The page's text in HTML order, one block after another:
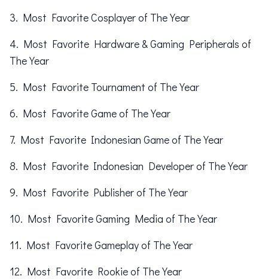
3. Most Favorite Cosplayer of The Year
4. Most Favorite Hardware & Gaming Peripherals of
The Year
5. Most Favorite Tournament of The Year
6. Most Favorite Game of The Year
7. Most Favorite Indonesian Game of The Year
8. Most Favorite Indonesian Developer of The Year
9. Most Favorite Publisher of The Year
10. Most Favorite Gaming Media of The Year
11. Most Favorite Gameplay of The Year
12. Most Favorite Rookie of The Year